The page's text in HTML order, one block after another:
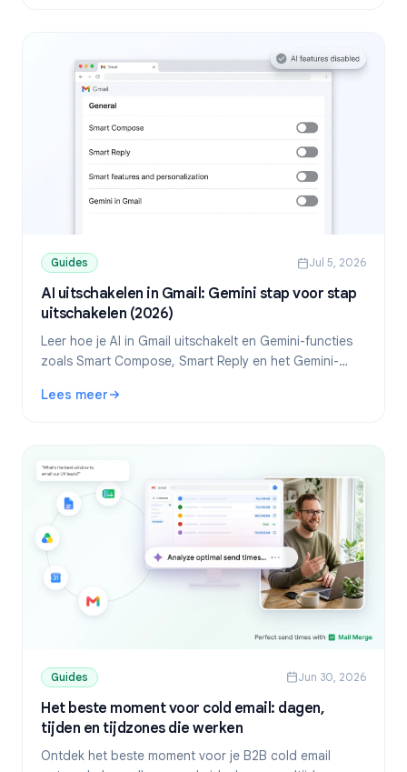
Guides Jul 5, 2026
AI uitschakelen in Gmail: Gemini stap voor stap
uitschakelen (2026)
Leer hoe je AI in Gmail uitschakelt en Gemini-functies
zoals Smart Compose, Smart Reply en het Gemini-
mobiel.
Lees meer
: AI uitschakelen in Gmail: Gemini stap voor stap
Guides Jun 30, 2026
Het beste moment voor cold email: dagen,
tijden en tijdzones die werken
Ontdek het beste moment voor je B2B cold email